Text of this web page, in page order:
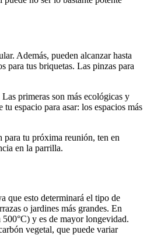
Además, pueden alcanzar hasta
para tus briquetas. Las pinzas para
primeras son más ecológicas y
espacio para asar: los espacios más
para tu próxima reunión, ten en
en la parrilla.
que esto determinará el tipo de
o jardines más grandes. En
500°C) y es de mayor longevidad.
vegetal, que puede variar